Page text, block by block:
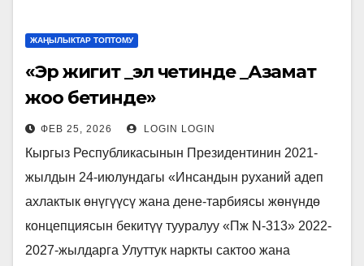
ЖАҢЫЛЫКТАР ТОПТОМУ
«Эр жигит _эл четинде _Азамат
жоо бетинде»
ФЕВ 25, 2026 LOGIN LOGIN
Кыргыз Республикасынын Президентинин 2021-
жылдын 24-июлундагы «Инсандын руханий адеп
ахлактык өнүгүүсү жана дене-тарбиясы жөнүндө
концепциясын бекитүү тууралуу «Пж N-313» 2022-
2027-жылдарга Улуттук наркты сактоо жана